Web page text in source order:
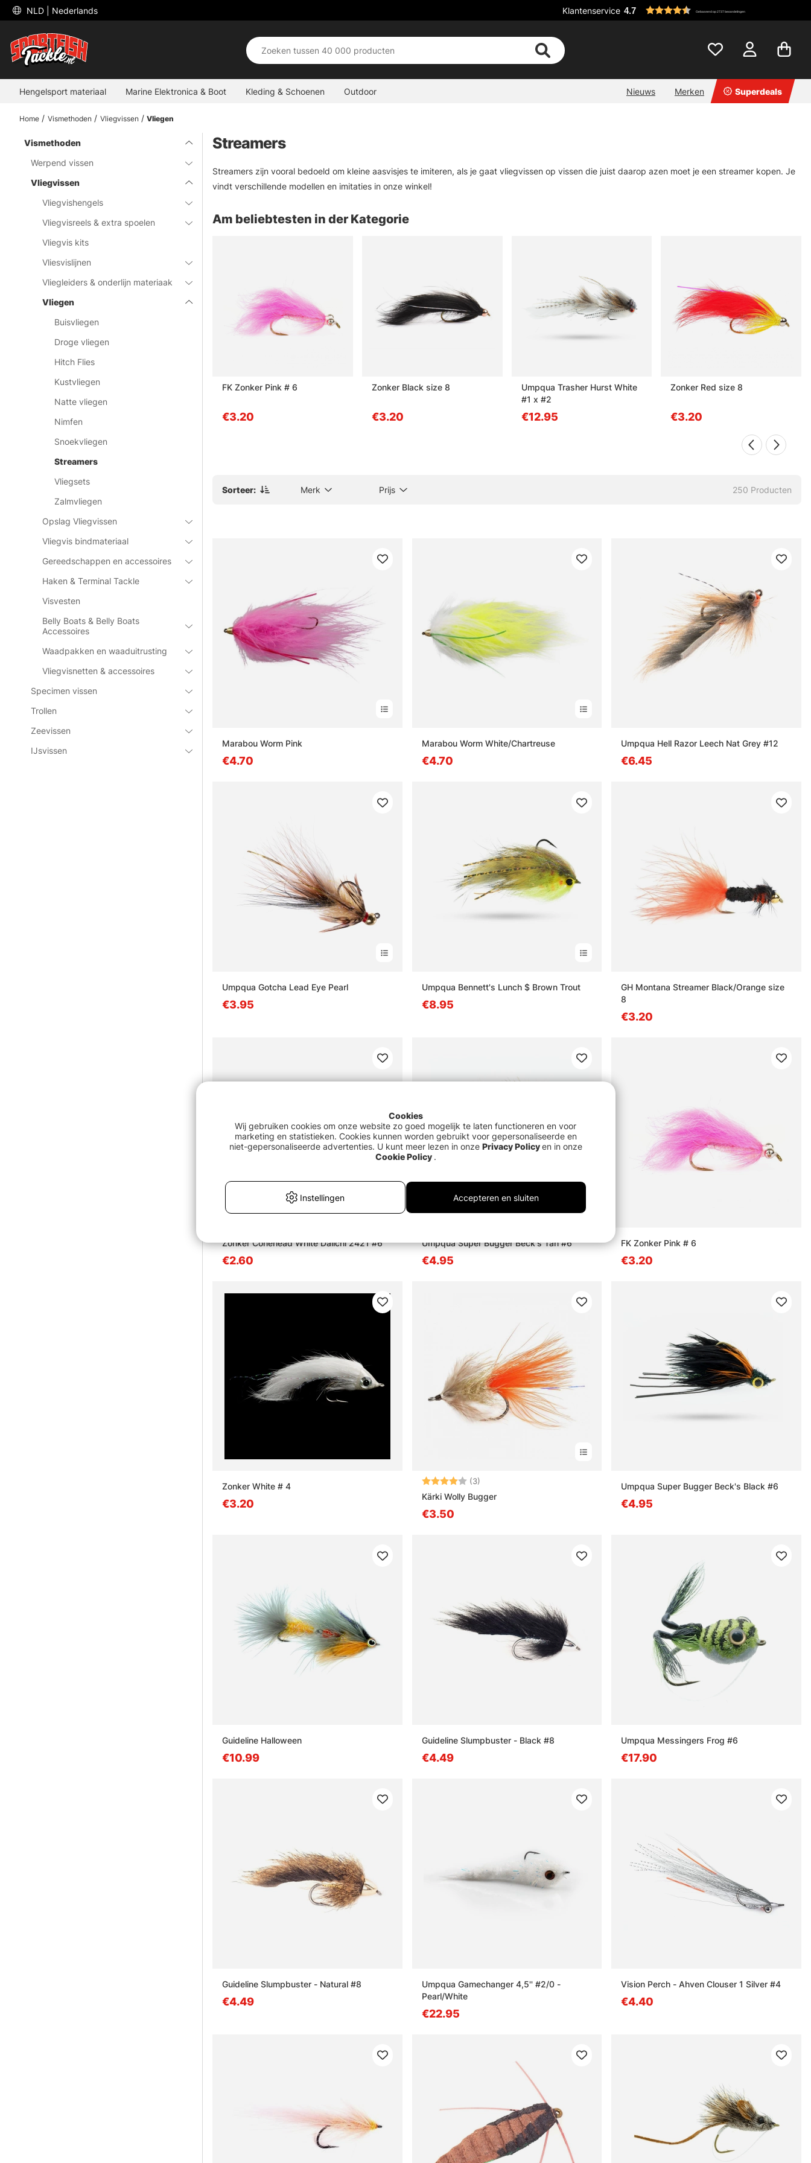
NLD | Nederlands Klantenservice 4.7 Gebaseerd op 2737 beoordelingen
Hengelsport materiaal Marine Elektronica & Boot Kleding & Schoenen Outdoor Nieuws Merken Superdeals
Home Vismethoden Vliegvissen Vliegen
Vismethoden
Werpend vissen
Vliegvissen
Vliegvishengels
Vliegvisreels & extra spoelen
Vliegvis kits
Vliesvislijnen
Vliegleiders & onderlijn materiaak
Vliegen
Buisvliegen
Droge vliegen
Hitch Flies
Kustvliegen
Natte vliegen
Nimfen
Snoekvliegen
Streamers
Vliegsets
Zalmvliegen
Opslag Vliegvissen
Vliegvis bindmateriaal
Gereedschappen en accessoires
Haken & Terminal Tackle
Visvesten
Belly Boats & Belly Boats
Accessoires
Waadpakken en waaduitrusting
Vliegvisnetten & accessoires
Specimen vissen
Trollen
Zeevissen
IJsvissen
Streamers
Streamers zijn vooral bedoeld om kleine aasvisjes te imiteren, als je gaat vliegvissen op vissen die juist daarop azen moet je een streamer kopen. Je
vindt verschillende modellen en imitaties in onze winkel!
Am beliebtesten in der Kategorie
Umpqua Dragon Bond Baby
Sucker
€12.95
FK Zonker Pink # 6
€3.20
Zonker Black size 8
€3.20
Umpqua Trasher Hurst White
#1 x #2
€12.95
Zonker Red size 8
€3.20
Sorteer: Merk Prijs 250 Producten
Marabou Worm Pink
€4.70
Marabou Worm White/Chartreuse
€4.70
Umpqua Hell Razor Leech Nat Grey #12
€6.45
Umpqua Gotcha Lead Eye Pearl
€3.95
Umpqua Bennett's Lunch $ Brown Trout
€8.95
GH Montana Streamer Black/Orange size
8
€3.20
Zonker Conehead White Daiichi 2421 #6
€2.60
Umpqua Super Bugger Beck's Tan #6
€4.95
FK Zonker Pink # 6
€3.20
Zonker White # 4
€3.20
Beoordeling:(3)
Kärki Wolly Bugger
€3.50
Umpqua Super Bugger Beck's Black #6
€4.95
Guideline Halloween
€10.99
Guideline Slumpbuster - Black #8
€4.49
Umpqua Messingers Frog #6
€17.90
Guideline Slumpbuster - Natural #8
€4.49
Umpqua Gamechanger 4,5'' #2/0 -
Pearl/White
€22.95
Vision Perch - Ahven Clouser 1 Silver #4
€4.40
Cookies
Wij gebruiken cookies om onze website zo goed mogelijk te laten functioneren en voor
marketing en statistieken. Cookies kunnen worden gebruikt voor gepersonaliseerde en
niet-gepersonaliseerde advertenties. U kunt meer lezen in onze Privacy Policy en in onze
Cookie Policy .
Instellingen Accepteren en sluiten